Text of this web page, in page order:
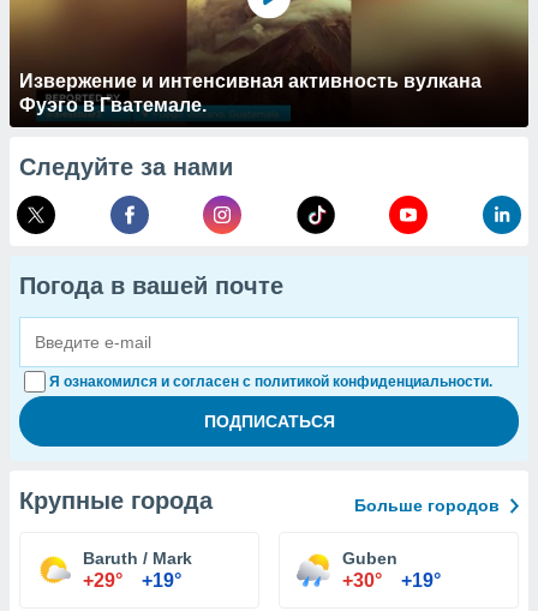
Извержение и интенсивная активность вулкана
Фуэго в Гватемале.
Следуйте за нами
Погода в вашей почте
Я ознакомился и согласен с политикой конфиденциальности.
Крупные города Больше городов
Baruth / Mark
+29° +19°
Guben
+30° +19°